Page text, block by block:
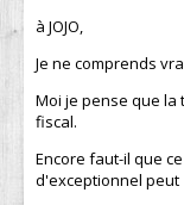
à JOJO,
Je ne comprends
Moi je pense que
fiscal.
Encore faut-il que
d'exceptionnel